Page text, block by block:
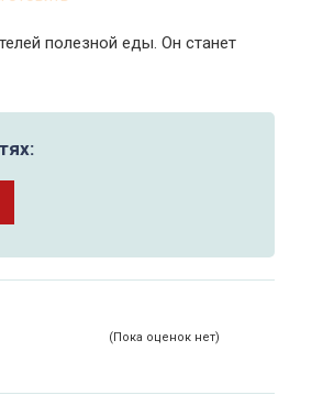
полезной еды. Он станет
(Пока оценок нет)